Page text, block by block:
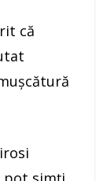
că